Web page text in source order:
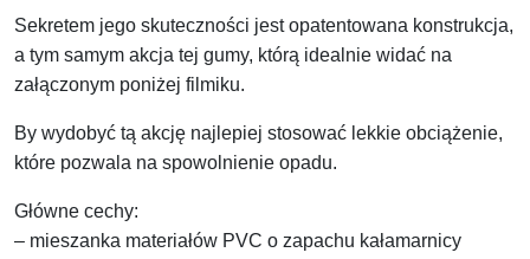
Sekretem jego skuteczności jest opatentowana konstrukcja,
a tym samym akcja tej gumy, którą idealnie widać na
załączonym poniżej filmiku.
By wydobyć tą akcję najlepiej stosować lekkie obciążenie,
które pozwala na spowolnienie opadu.
Główne cechy:
– mieszanka materiałów PVC o zapachu kałamarnicy